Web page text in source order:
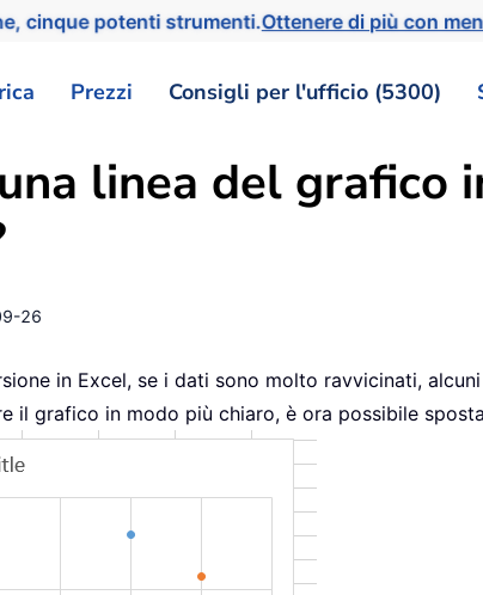
cinque potenti strumenti.Ottenere di più con
Prezzi Consigli per l'ufficio (5300)
linea del grafico
26
in Excel, se i dati sono molto ravvicinati,
il grafico in modo più chiaro, è ora possibile